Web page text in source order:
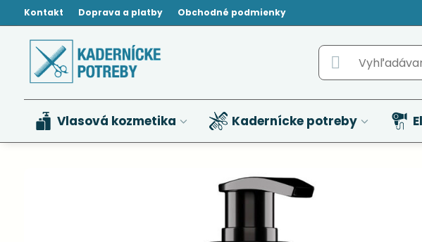
Kontakt Doprava a platby Obchodné podmienky
Vlasová kozmetika Kadernícke potreby